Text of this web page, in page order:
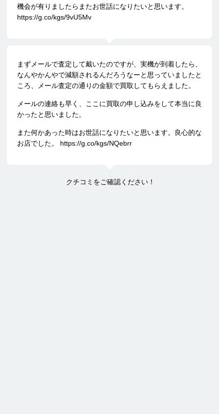
機会が有りましたらまたお世話になりたいと思います。
https://g.co/kgs/9vU5Mv
まずメールで査定して戴いたのですが、実機が到着したら、
なんやかんやで減額されるんだろうなーと思っていましたと
ころ、メール査定の通りの金額で買取してもらえました。
メールの連絡も早く、ここに買取の申し込みをして本当に良
かったと思いました。
また何かあった時はお世話になりたいと思います。良心的な
お店でした。 https://g.co/kgs/NQebrr
クチコミをご確認ください！